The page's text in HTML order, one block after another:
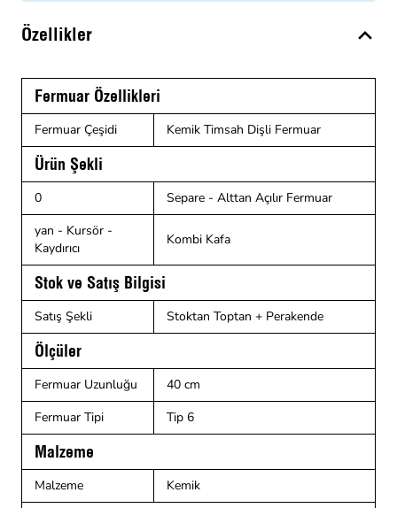
Özellikler
Fermuar Özellikleri
Fermuar Çeşidi Kemik Timsah Dişli Fermuar
Ürün Şekli
0
Separe - Alttan Açılır Fermuar
yan - Kursör -
Kaydırıcı
Kombi Kafa
Stok ve Satış Bilgisi
Satış Şekli Stoktan Toptan + Perakende
Ölçüler
Fermuar Uzunluğu
40 cm
Fermuar Tipi
Tip 6
Malzeme
Malzeme Kemik